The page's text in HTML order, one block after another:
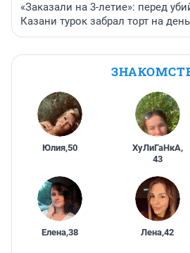
«Заказали на 3-летие»: перед
Казани турок забрал торт на
Юлия,50 ХуЛиГаНкА,
43
Елена,38 Лена,42